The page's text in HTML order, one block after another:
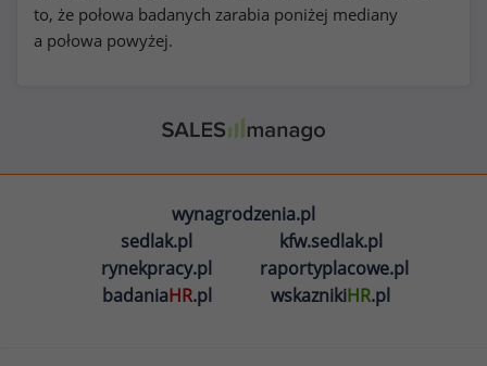
to, że połowa badanych zarabia poniżej mediany
a połowa powyżej.
wynagrodzenia.pl
sedlak.pl
kfw.sedlak.pl
rynekpracy.pl
raportyplacowe.pl
badaniaHR.pl wskaznikiHR.pl